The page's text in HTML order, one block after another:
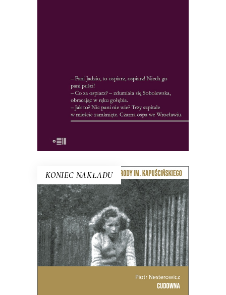
KSIĄŻKA DO KOSZYKA
KONIEC NAKŁADU
CUDOWNA
Dzięki raportom SB Piotr Nesterowicz
relacjonuje historię „cudu
zabłudowskiego” minuta po minucie.
Rozmawia również z ponad
sześćdziesięcioletnią Jadwigą. Kobieta